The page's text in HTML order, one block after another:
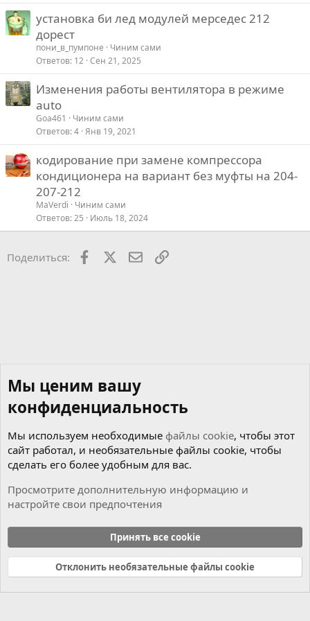
р
установка би лед модулей мерседес 212
дорест
пони_в_пумпоне
Чиним сами
Ответов 12 Сен 21, 2025
Изменения работы вентилятора в режиме
auto
Goa461
Чиним сами
Ответов 4 Янв 19, 2021
кодирование при замене компрессора
кондиционера на вариант без муфты на 204-
207-212
MaVerdi
Чиним сами
Ответов 25 Июль 18, 2024
Поделиться: Facebook ПочтаСсылкой
Cookies
Russian (RU)
Связь с нами
Условия и правила
Политика конфиденциальности
Справка Главная
R
Мы ценим вашу
конфиденциальность
Мы используем необходимые файлы cookie, чтобы этот
сайт работал, и необязательные файлы cookie, чтобы
сделать его более удобным для вас.
Просмотрите дополнительную информацию и
настройте свои предпочтения
Принять все cookie
Отклонить необязательные файлы cookie